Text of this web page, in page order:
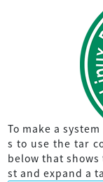
To make a
s to use the tar
below that
st and expand a